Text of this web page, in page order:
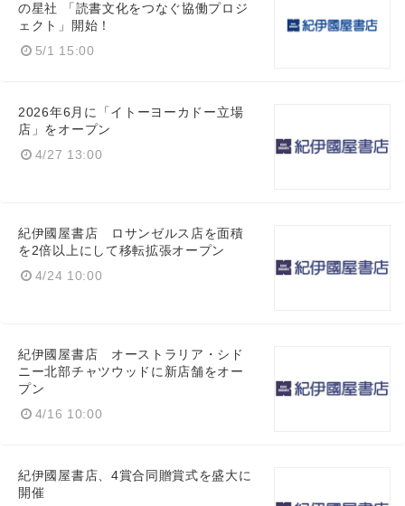
の星社 「読書文化をつなぐ協働プロジ
ェクト」開始！
5/1 15:00
2026年6月に「イトーヨーカドー立場
店」をオープン
4/27 13:00
紀伊國屋書店 ロサンゼルス店を面積
を2倍以上にして移転拡張オープン
4/24 10:00
紀伊國屋書店 オーストラリア・シド
ニー北部チャツウッドに新店舗をオー
プン
4/16 10:00
紀伊國屋書店、4賞合同贈賞式を盛大に
開催